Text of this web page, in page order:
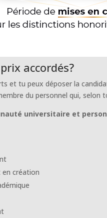
accordés?
et tu peux déposer la
du personnel qui, selon
universitaire et
en création